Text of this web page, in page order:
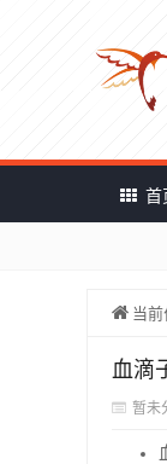
首
当前
血滴
暂未